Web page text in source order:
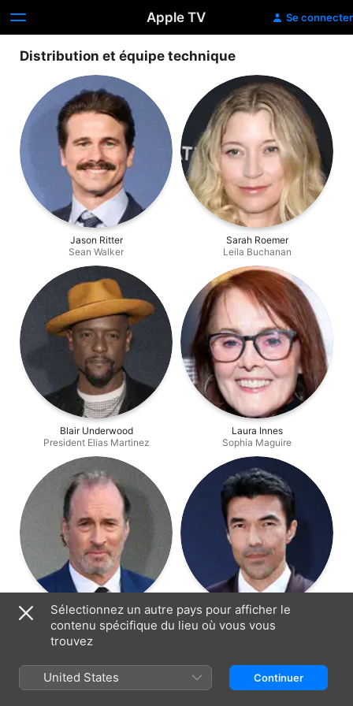
Apple TV Se connecter
Distribution et équipe technique
Jason Ritter
Sean Walker
Sarah Roemer
Leila Buchanan
Blair Underwood
President Elias Martinez
Laura Innes
Sophia Maguire
Scott Patterson
Michael Buchanan
Ian Anthony Dale
Simon Lee
Sélectionnez un autre pays pour afficher le
contenu spécifique du lieu où vous vous
trouvez
United States Continuer